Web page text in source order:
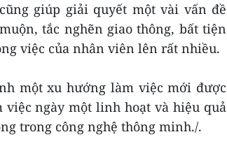
giúp giải quyết một vài vấn đề
tắc nghẽn giao thông, bất tiện
việc của nhân viên lên rất nhiều.
một xu hướng làm việc mới được
ngày một linh hoạt và hiệu quả
trong công nghệ thông minh./.